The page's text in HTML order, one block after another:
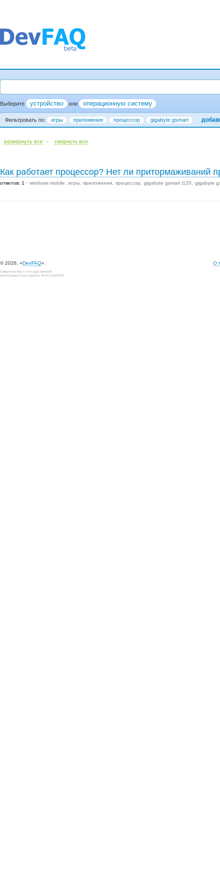
Выберите устройство или операционную систему
Фильтровать по: игры приложения процессор gigabyte gsmart
развернуть все · cвернуть все
Как работает процессор? Нет ли притормаживаний
ответов: 1 windows mobile игры приложения процессор gigabyte gsmart i120 gigabyte
© 2026, «DevFAQ». О
Свидетельство о государственной
регистрации базы данных №2012620649.